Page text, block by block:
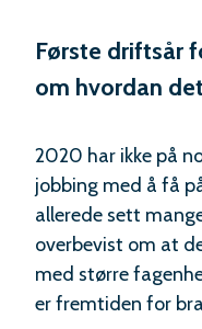
Første driftsår
om hvordan
2020 har ikke på
jobbing med å få
allerede sett
overbevist om at
med større
er fremtiden for